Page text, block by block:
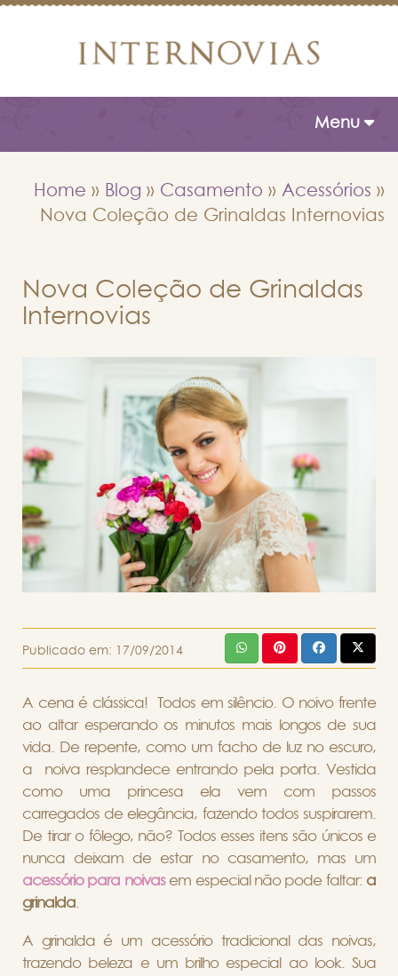
Toggle
Menu
Home » Blog » Casamento » Acessórios »
Nova Coleção de Grinaldas Internovias
Nova Coleção de Grinaldas
Internovias
Publicado em: 17/09/2014
A cena é clássica! Todos em silêncio. O noivo frente
ao altar esperando os minutos mais longos de sua
vida. De repente, como um facho de luz no escuro,
a noiva resplandece entrando pela porta. Vestida
como uma princesa ela vem com passos
carregados de elegância, fazendo todos suspirarem.
De tirar o fôlego, não? Todos esses itens são únicos e
nunca deixam de estar no casamento, mas um
acessório para noivasem especial não pode faltar: a
grinalda
A grinalda é um acessório tradicional das noivas,
trazendo beleza e um brilho especial ao look. Sua